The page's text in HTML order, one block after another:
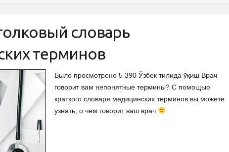
словарь
терминов
Было просмотрено 5 390 Ўзбек тилида ўқиш Врач
говорит вам непонятные термины? С помощью
краткого словаря медицинских терминов вы можете
узнать, о чем говорит ваш врач